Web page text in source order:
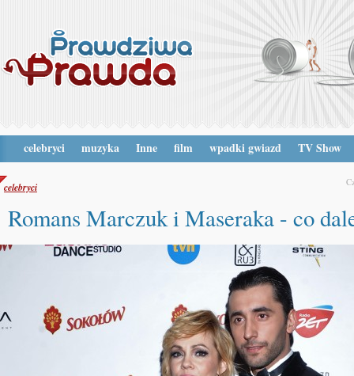
celebryci muzyka Inne film wpadki gwiazd TV Show
celebryci
Romans Marczuk i Maseraka - co